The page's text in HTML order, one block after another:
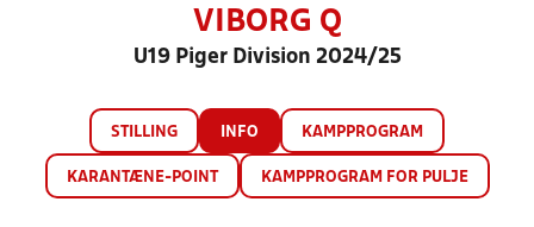
VIBORG Q
U19 Piger Division 2024/25
STILLING INFO KAMPPROGRAM
KARANTÆNE-POINT KAMPPROGRAM FOR PULJE